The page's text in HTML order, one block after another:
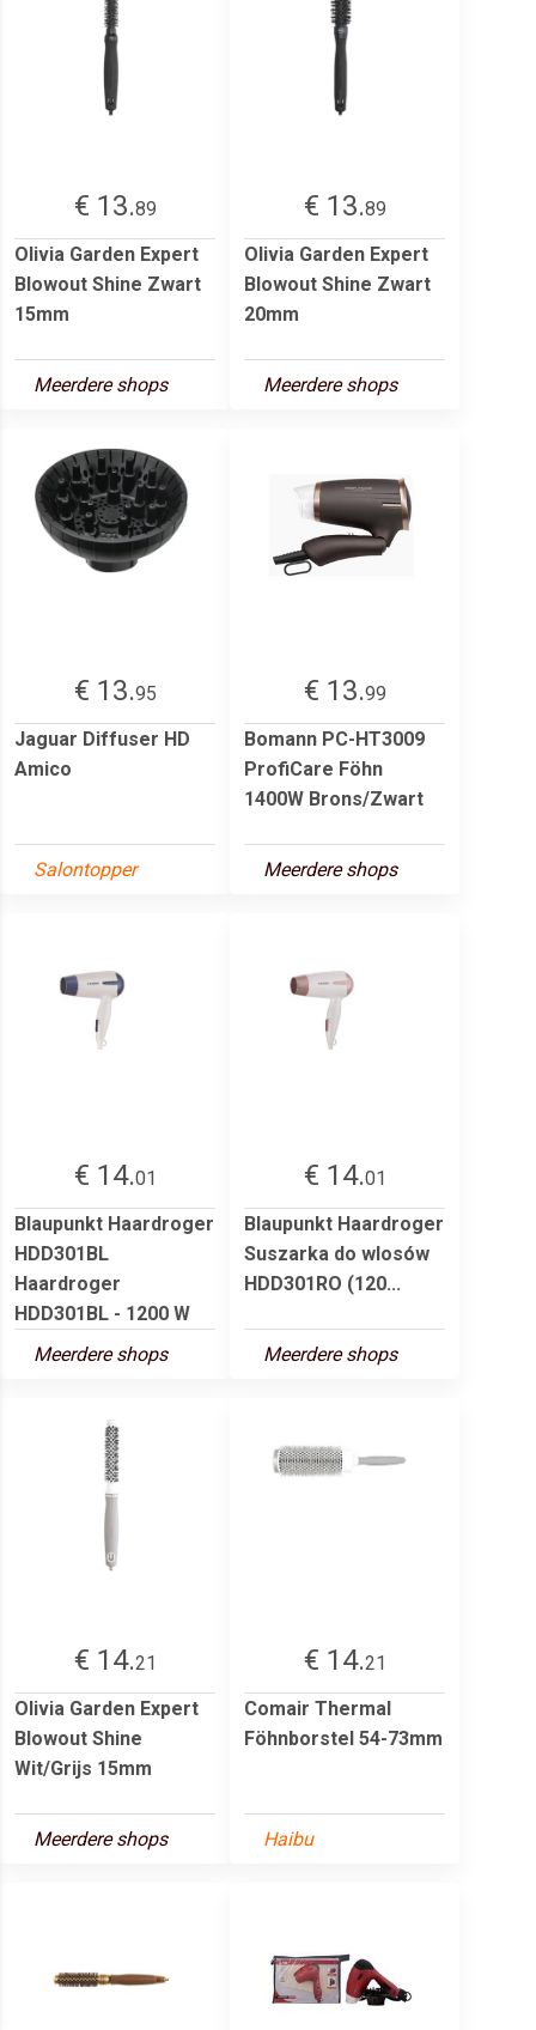
€ 13.89
Olivia Garden Expert
Blowout Shine Zwart
15mm
Meerdere shops
€ 13.89
Olivia Garden Expert
Blowout Shine Zwart
20mm
Meerdere shops
€ 13.95
Jaguar Diffuser HD
Amico
Salontopper
€ 13.99
Bomann PC-HT3009
ProfiCare Föhn
1400W Brons/Zwart
Meerdere shops
€ 14.01
Blaupunkt Haardroger
HDD301BL
Haardroger
HDD301BL - 1200 W
Meerdere shops
€ 14.01
Blaupunkt Haardroger
Suszarka do wlosów
HDD301RO (120...
Meerdere shops
€ 14.21
Olivia Garden Expert
Blowout Shine
Wit/Grijs 15mm
Meerdere shops
€ 14.21
Comair Thermal
Föhnborstel 54-73mm
Haibu